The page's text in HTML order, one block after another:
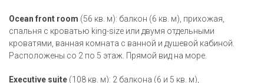
Ocean front room (56 кв. м): балкон (6 кв. м), прихожая,
спальня с кроватью king-size или двумя отдельными
кроватями, ванная комната с ванной и душевой кабиной.
Расположены со 2 по 5 этаж. Прямой вид на море.
Executive suite (108 кв. м): 2 балкона (6 и 5 кв. м),